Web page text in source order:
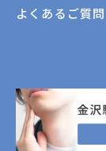
よくあるご質問